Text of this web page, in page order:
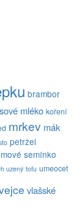
brambor
mléko koření
mrkev mák
petržel
semínko
uzený tofu umeocet
vlašské